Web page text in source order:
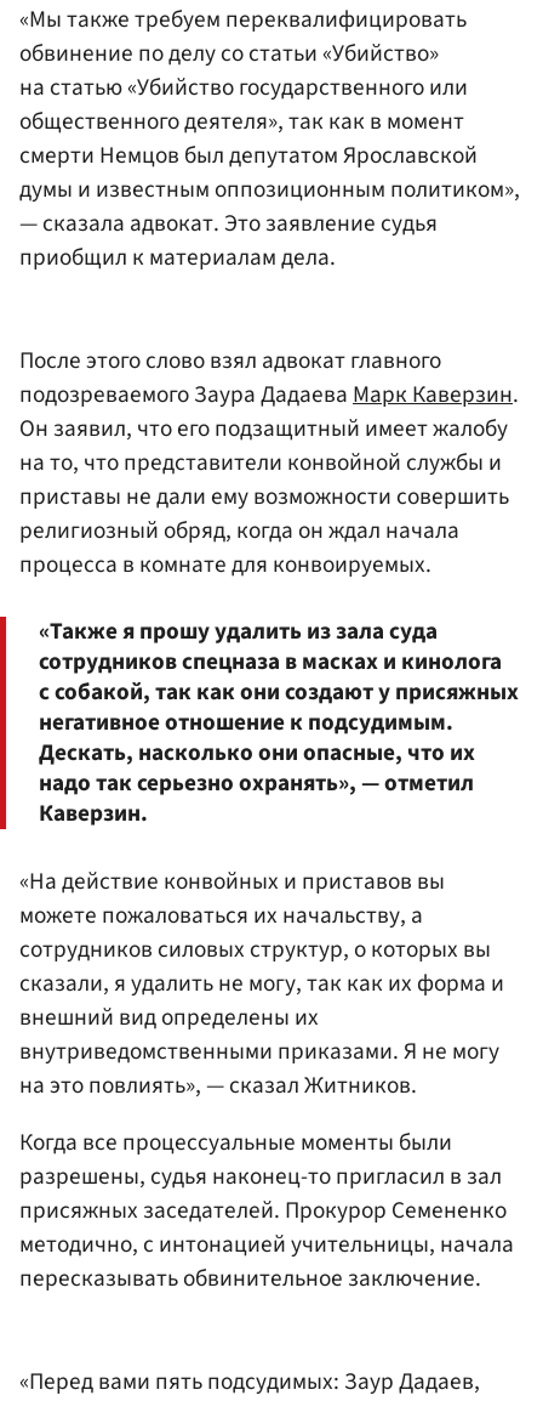
«Мы также требуем переквалифицировать
обвинение по делу со статьи «Убийство»
на статью «Убийство государственного или
общественного деятеля», так как в момент
смерти Немцов был депутатом Ярославской
думы и известным оппозиционным политиком»,
— сказала адвокат. Это заявление судья
приобщил к материалам дела.
После этого слово взял адвокат главного
подозреваемого Заура ДадаеваМарк Каверзин.
Он заявил, что его подзащитный имеет жалобу
на то, что представители конвойной службы и
приставы не дали ему возможности совершить
религиозный обряд, когда он ждал начала
процесса в комнате для конвоируемых.
«Также я прошу удалить из зала суда
сотрудников спецназа в масках и кинолога
с собакой, так как они создают у присяжных
негативное отношение к подсудимым.
Дескать, насколько они опасные, что их
надо так серьезно охранять», — отметил
Каверзин.
«На действие конвойных и приставов вы
можете пожаловаться их начальству, а
сотрудников силовых структур, о которых вы
сказали, я удалить не могу, так как их форма и
внешний вид определены их
внутриведомственными приказами. Я не могу
на это повлиять», — сказал Житников.
Когда все процессуальные моменты были
разрешены, судья наконец-то пригласил в зал
присяжных заседателей. Прокурор Семененко
методично, с интонацией учительницы, начала
пересказывать обвинительное заключение.
«Перед вами пять подсудимых: Заур Дадаев,